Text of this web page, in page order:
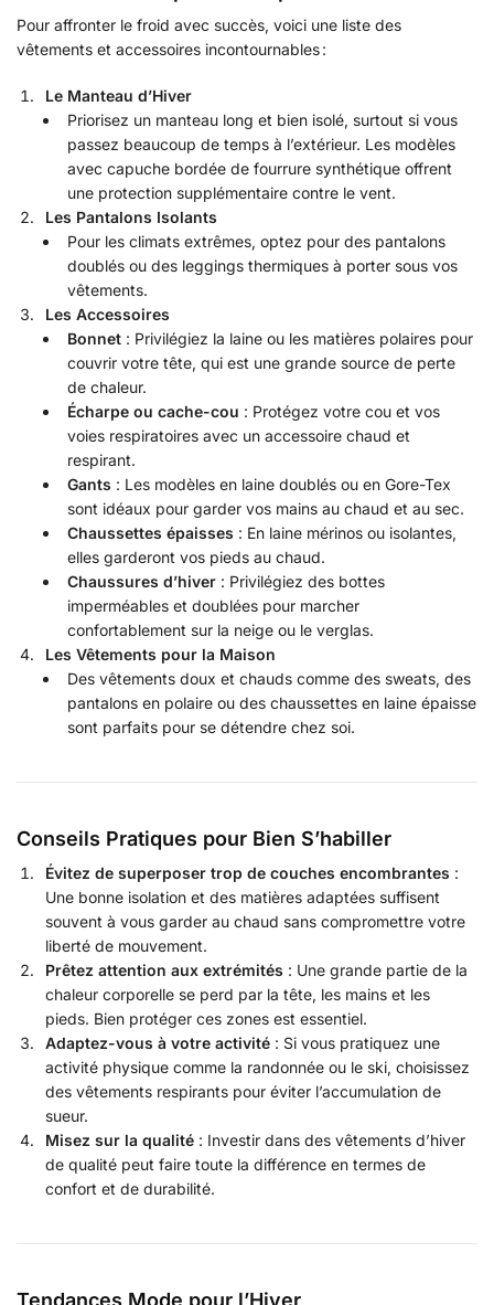
Pour affronter le froid avec succès, voici une liste des
vêtements et accessoires incontournables :
Le Manteau d’Hiver
Priorisez un manteau long et bien isolé, surtout si vous
passez beaucoup de temps à l’extérieur. Les modèles
avec capuche bordée de fourrure synthétique offrent
une protection supplémentaire contre le vent.
Les Pantalons Isolants
Pour les climats extrêmes, optez pour des pantalons
doublés ou des leggings thermiques à porter sous vos
vêtements.
Les Accessoires
Bonnet : Privilégiez la laine ou les matières polaires pour
couvrir votre tête, qui est une grande source de perte
de chaleur.
Écharpe ou cache-cou : Protégez votre cou et vos
voies respiratoires avec un accessoire chaud et
respirant.
Gants : Les modèles en laine doublés ou en Gore-Tex
sont idéaux pour garder vos mains au chaud et au sec.
Chaussettes épaisses : En laine mérinos ou isolantes,
elles garderont vos pieds au chaud.
Chaussures d’hiver : Privilégiez des bottes
imperméables et doublées pour marcher
confortablement sur la neige ou le verglas.
Les Vêtements pour la Maison
Des vêtements doux et chauds comme des sweats, des
pantalons en polaire ou des chaussettes en laine épaisse
sont parfaits pour se détendre chez soi.
Conseils Pratiques pour Bien S’habiller
Évitez de superposer trop de couches encombrantes :
Une bonne isolation et des matières adaptées suffisent
souvent à vous garder au chaud sans compromettre votre
liberté de mouvement.
Prêtez attention aux extrémités : Une grande partie de la
chaleur corporelle se perd par la tête, les mains et les
pieds. Bien protéger ces zones est essentiel.
Adaptez-vous à votre activité : Si vous pratiquez une
activité physique comme la randonnée ou le ski, choisissez
des vêtements respirants pour éviter l’accumulation de
sueur.
Misez sur la qualité : Investir dans des vêtements d’hiver
de qualité peut faire toute la différence en termes de
confort et de durabilité.
Tendances Mode pour l’Hiver